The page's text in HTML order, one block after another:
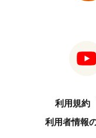
利用規約
利用者情報